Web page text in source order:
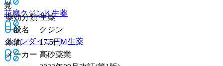
花扇クジンＫ生薬
クジンダイコーＭ生薬
覚
薬効分類 生薬
一般名
クジン
薬価
17.5円
メーカー 高砂薬業